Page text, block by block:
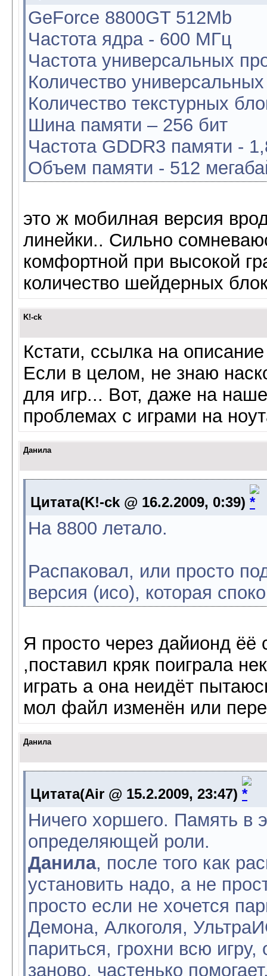
GeForce 8800GT 512Mb
Частота ядра - 600 МГц
Частота универсальных
Количество
Количество текстурных
Шина памяти – 256 бит
Частота GDDR3 памяти -
Объем памяти - 512
это ж мобилная версия
линейки.. Сильно
комфортной при высокой
количество шейдерных
K!-ck
Кстати, ссылка на
Если в целом, не знаю
для игр... Вот, даже на
проблемах с играми на
Данила
Цитата(K!-ck @ 16.2.2009, 0:39)
На 8800 летало.
Распаковал, или просто
версия (исо), которая
Я просто через дайионд ёё
,поставил кряк поиграла
играть а она неидёт
мол файл изменён или
Данила
Цитата(Air @ 15.2.2009, 23:47)
Ничего хоршего. Память в
определяющей роли.
Данила, после того как
установить надо, а не
просто если не хочется
Демона, Алкоголя,
париться, грохни всю
заново, частенько